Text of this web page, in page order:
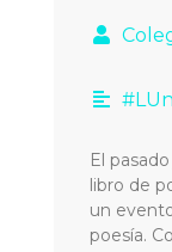
El
libro de
un
poesía.